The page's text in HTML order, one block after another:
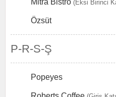
(Eksi Birinci
Özsüt
P-R-S-Ş
Popeyes